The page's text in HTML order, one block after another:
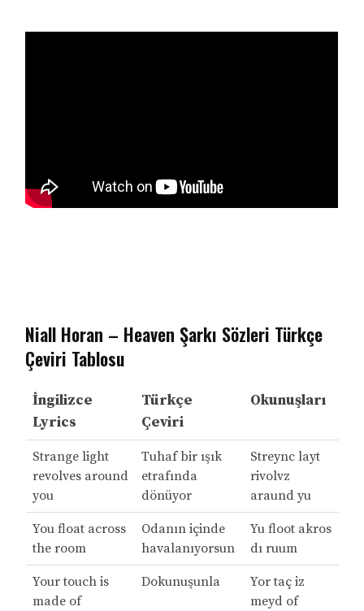
Niall Horan – Heaven Şarkı Sözleri Türkçe
Çeviri Tablosu
İngilizce
Lyrics
Türkçe
Çeviri
Okunuşları
Strange light
revolves around
you
Tuhaf bir ışık
etrafında
dönüyor
Streync layt
rivolvz
araund yu
You float across
the room
Odanın içinde
havalanıyorsun
Yu floot akros
dı ruum
Your touch is
made of
Dokunuşunla
Yor taç iz
meyd of